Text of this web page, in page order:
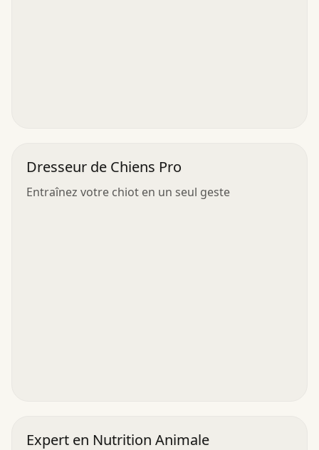
Dresseur de Chiens Pro
Entraînez votre chiot en un seul geste
Expert en Nutrition Animale